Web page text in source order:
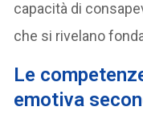
capacità di
che si rivelano
Le
emotiva